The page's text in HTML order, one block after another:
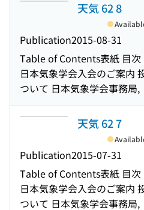
格), ISBN978-4-8106-0808-
気象集誌第93巻第5号
気象学会英文レター誌SOLA
編集後記 裏表紙
つの近赤外画像 2015年8月
2015年8月の大気大循環と
局だより 世界気象機関
(CIMO)第16回会合及び付随
合・展示会報告(気象業務の
門分科会報告(研究会報告)
気象講演会「気象情報のビ
け」実施報告(研究会報告)
圏研究所のMUレーダーが
(会員の広場) 「並列プログ
ログラムで学ぶOpenMPと
京大学出版会, 2015年5月,
ISBN978-4-13-062456-5(本
び関連学会行事予定 編集後
Earth : 地球環境変化研究に
組み 「日本の天気-その多
義光著, 東京大学出版会,
(本体価格), ISBN978-4-13-
ンブルハインドキャスト実
もち感染確率予報の精度検
議事概要 秋季大会の運営に
(お知らせ) 第1回日本気象
催報告 日々の天気図-
わり画像-2015年7月 : ひま
月の大気大循環と世界の天
日本の天候(気候情報) ニュ
サクラ開花日の学習・予測
(調査ノート) 世界気候研究
天気 62 8
Publication2015-08-31
Table of Contents表紙 目
日本気象学会入会のご案内
ついて 日本気象学会事務局
写される方へ) Notice for
とそれに関わる気候・環境
原賞受賞記念講演 環境省大
テム「そらまめ君」の地上
品質管理手法の検討と適用
するワークショップ開催の
会にかかわる補助金申請の
天気 62 7
Publication2015-07-31
Table of Contents表紙 目
日本気象学会入会のご案内
ついて 日本気象学会事務局